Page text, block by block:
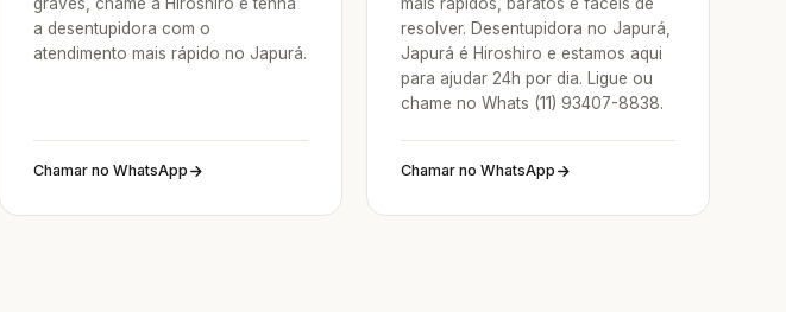
a desentupidora com o
atendimento mais rápido no Japurá.
Chamar no WhatsApp
resolver. Desentupidora no Japurá,
Japurá é Hiroshiro e estamos aqui
para ajudar 24h por dia. Ligue ou
chame no Whats (11) 93407-8838.
Chamar no WhatsApp